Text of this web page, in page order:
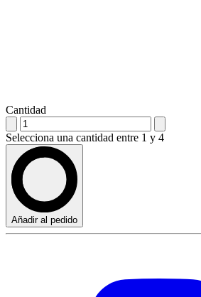
Cantidad
Selecciona una cantidad entre 1 y 4
Añadir al pedido